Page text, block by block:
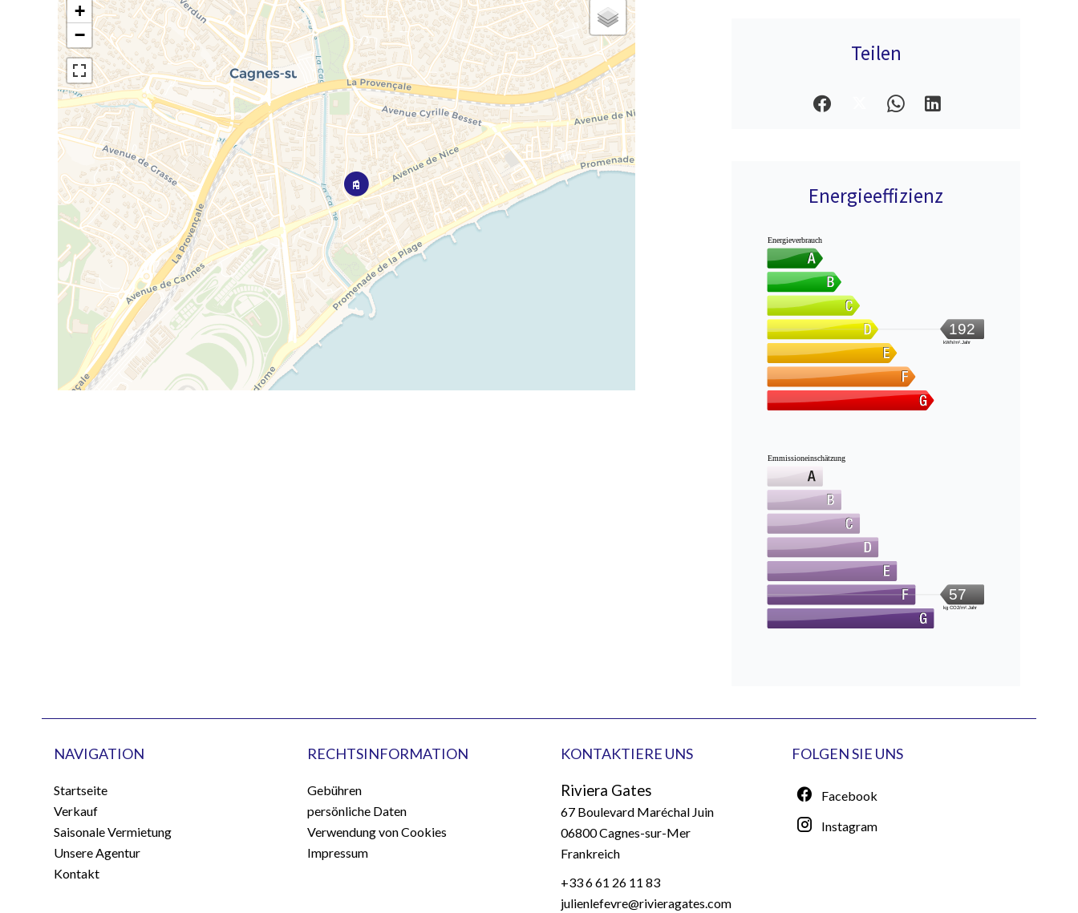
+
−
Teilen
Energieeffizienz
Energieverbrauch
192
kWh/m².Jahr
Emmissioneinschätzung
57
kg CO2/m².Jahr
NAVIGATION
Startseite
Verkauf
Saisonale Vermietung
Unsere Agentur
Kontakt
RECHTSINFORMATION
Gebühren
persönliche Daten
Verwendung von Cookies
Impressum
KONTAKTIERE UNS
Riviera Gates
67 Boulevard Maréchal Juin
06800Cagnes-sur-Mer
Frankreich
+33 6 61 26 11 83
julienlefevre@rivieragates.com
FOLGEN SIE UNS
Facebook
Instagram